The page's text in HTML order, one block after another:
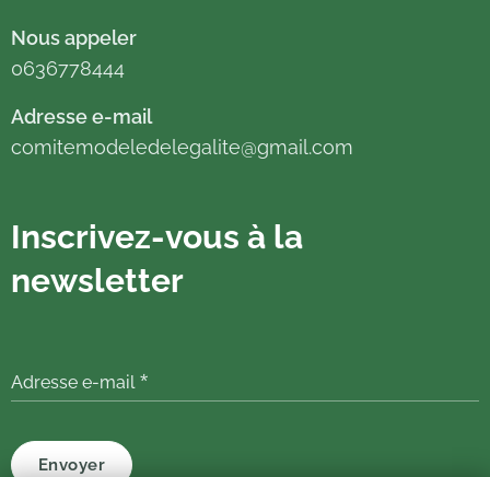
Nous appeler
0636778444
Adresse e-mail
comitemodeledelegalite@gmail.com
Inscrivez-vous à la
newsletter
Adresse e-mail
Envoyer